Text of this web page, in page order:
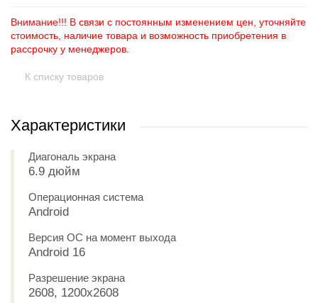
Внимание!!! В связи с постоянным изменением цен, уточняйте
стоимость, наличие товара и возможность приобретения в
рассрочку у менеджеров.
К списку товаров
Характеристики
Диагональ экрана
6.9 дюйм
Операционная система
Android
Версия ОС на момент выхода
Android 16
Разрешение экрана
2608, 1200x2608